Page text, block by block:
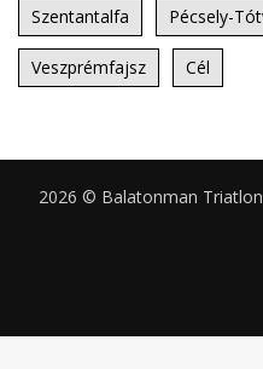
Szentantalfa Pécsely-
Veszprémfajsz Cél
2026 © Balatonman